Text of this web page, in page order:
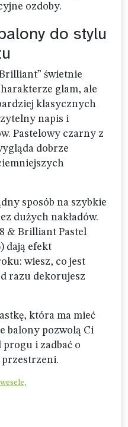
ozdoby.
do stylu
świetnie
glam, ale
klasycznych
napis i
Pastelowy czarny z
dobrze
sposób na szybkie
dużych nakładów.
& Brilliant Pastel
dają efekt
wiesz, co jest
razu dekorujesz
która ma mieć
balony pozwolą Ci
i zadbać o
przestrzeni.
,